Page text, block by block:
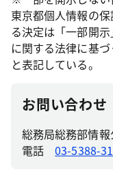
東京都個人情報の
る決定は「一部開
に関する法律に基
と表記している。
お問い合わせ
総務局総務部情
電話03-5388-